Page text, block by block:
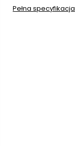
Pełna specyfikacja